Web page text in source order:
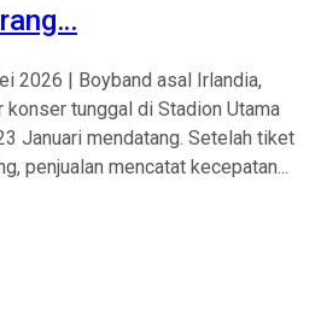
2026 | Boyband asal Irlandia,
tunggal di Stadion Utama
Januari mendatang. Setelah tiket
penjualan mencatat kecepatan...